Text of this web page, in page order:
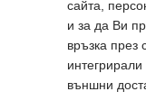
сайта,
и за да Ви
връзка
външни